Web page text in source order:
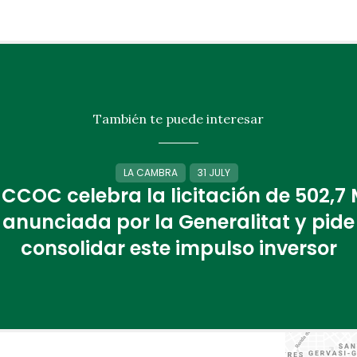
También te puede interesar
LA CAMBRA 31 JULY
celebra la licitación de 502,7
anunciada por la Generalitat y pide
consolidar este impulso inversor